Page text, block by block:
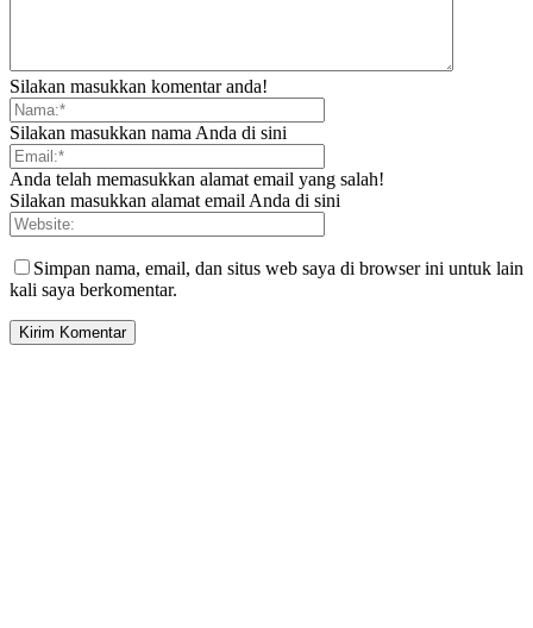
Silakan masukkan komentar anda!
Silakan masukkan nama Anda di sini
Anda telah memasukkan alamat email yang salah!
Silakan masukkan alamat email Anda di sini
Simpan nama, email, dan situs web saya di browser ini untuk lain
kali saya berkomentar.